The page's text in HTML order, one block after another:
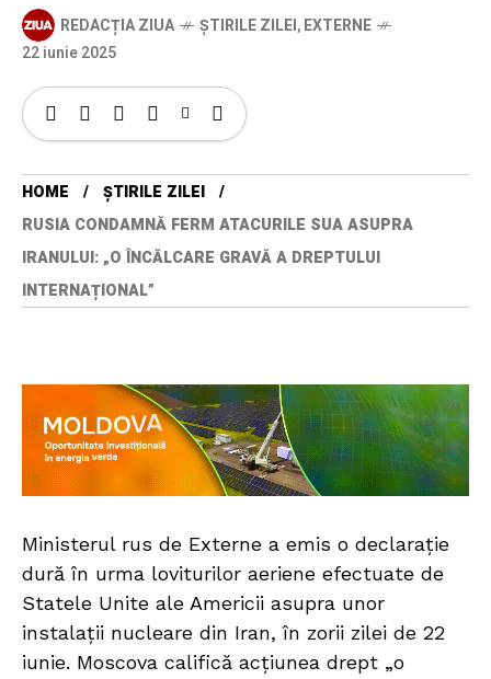
REDACȚIA ZIUA ȘTIRILE ZILEI,EXTERNE
22 iunie 2025
HOME
ȘTIRILE ZILEI
RUSIA CONDAMNĂ FERM ATACURILE SUA ASUPRA
IRANULUI: „O ÎNCĂLCARE GRAVĂ A DREPTULUI
INTERNAȚIONAL”
Ministerul rus de Externe a emis o declarație
dură în urma loviturilor aeriene efectuate de
Statele Unite ale Americii asupra unor
instalații nucleare din Iran, în zorii zilei de 22
iunie. Moscova califică acțiunea drept „o